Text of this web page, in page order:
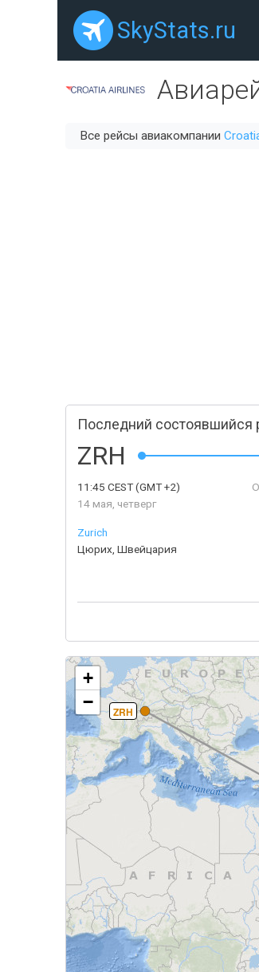
SkyStats.ru
Все рейсы авиакомпании
Последний состоявшийся
ZRH
11:45 CEST(GMT +2)
14 мая, четверг
Zurich
Цюрих, Швейцария
ZRH
+
−